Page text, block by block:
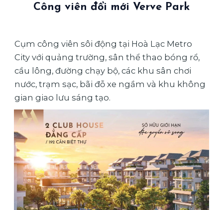
Công viên đổi mới Verve Park
Cụm công viên sôi động tại Hoà Lạc Metro
City với quảng trường, sân thể thao bóng rổ,
cầu lông, đường chạy bộ, các khu sân chơi
nước, trạm sạc, bãi đỗ xe ngầm và khu không
gian giao lưu sáng tạo.